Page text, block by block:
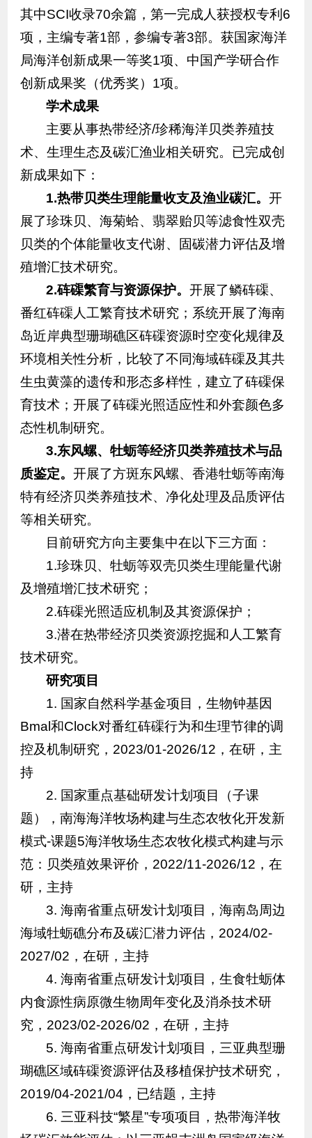
其中SCI收录70余篇，第一完成人获授权专利6
项，主编专著1部，参编专著3部。获国家海洋
局海洋创新成果一等奖1项、中国产学研合作
创新成果奖（优秀奖）1项。
学术成果
主要从事热带经济/珍稀海洋贝类养殖技
术、生理生态及碳汇渔业相关研究。已完成创
新成果如下：
1.热带贝类生理能量收支及渔业碳汇。 开
展了珍珠贝、海菊蛤、翡翠贻贝等滤食性双壳
贝类的个体能量收支代谢、固碳潜力评估及增
殖增汇技术研究。
2.砗磲繁育与资源保护。 开展了鳞砗磲、
番红砗磲人工繁育技术研究；系统开展了海南
岛近岸典型珊瑚礁区砗磲资源时空变化规律及
环境相关性分析，比较了不同海域砗磲及其共
生虫黄藻的遗传和形态多样性，建立了砗磲保
育技术；开展了砗磲光照适应性和外套颜色多
态性机制研究。
3.东风螺、牡蛎等经济贝类养殖技术与品
质鉴定。 开展了方斑东风螺、香港牡蛎等南海
特有经济贝类养殖技术、净化处理及品质评估
等相关研究。
目前研究方向主要集中在以下三方面：
1.珍珠贝、牡蛎等双壳贝类生理能量代谢
及增殖增汇技术研究；
2.砗磲光照适应机制及其资源保护；
3.潜在热带经济贝类资源挖掘和人工繁育
技术研究。
研究项目
1. 国家自然科学基金项目，生物钟基因
Bmal和Clock对番红砗磲行为和生理节律的调
控及机制研究，2023/01-2026/12，在研，主
持
2. 国家重点基础研发计划项目（子课
题），南海海洋牧场构建与生态农牧化开发新
模式-课题5海洋牧场生态农牧化模式构建与示
范：贝类殖效果评价，2022/11-2026/12，在
研，主持
3. 海南省重点研发计划项目，海南岛周边
海域牡蛎礁分布及碳汇潜力评估，2024/02-
2027/02，在研，主持
4. 海南省重点研发计划项目，生食牡蛎体
内食源性病原微生物周年变化及消杀技术研
究，2023/02-2026/02，在研，主持
5. 海南省重点研发计划项目，三亚典型珊
瑚礁区域砗磲资源评估及移植保护技术研究，
2019/04-2021/04，已结题，主持
6. 三亚科技“繁星”专项项目，热带海洋牧